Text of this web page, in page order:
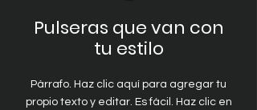
Pulseras que van con
tu estilo
Párrafo. Haz clic aquí para agregar tu
propio texto y editar. Es fácil. Haz clic en